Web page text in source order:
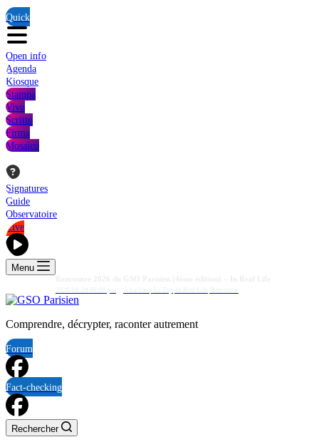
Quick
Open info
Agenda
Kiosque
Stampa
Vivo
Scritto
Firma
Mosaico
Signatures
Guide
Observatoire
Live
Menu
Comprendre, décrypter, raconter autrement
Forum
Fact-checking
Rechercher